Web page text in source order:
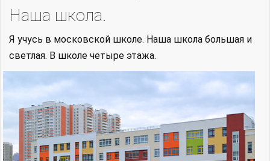
Наша школа.
Я учусь в московской школе. Наша школа большая и
светлая. В школе четыре этажа.